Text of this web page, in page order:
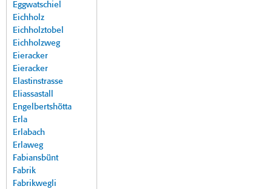
Eggwatschiel
Eichholz
Eichholztobel
Eichholzweg
Eieracker
Eieracker
Elastinstrasse
Eliassastall
Engelbertshötta
Erla
Erlabach
Erlaweg
Fabiansbünt
Fabrik
Fabrikwegli